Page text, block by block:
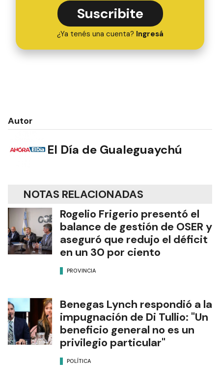
Suscribite
¿Ya tenés una cuenta? Ingresá
Autor
El Día de Gualeguaychú
NOTAS RELACIONADAS
Rogelio Frigerio presentó el
balance de gestión de OSER y
aseguró que redujo el déficit
en un 30 por ciento
PROVINCIA
Benegas Lynch respondió a la
impugnación de Di Tullio: "Un
beneficio general no es un
privilegio particular"
POLÍTICA